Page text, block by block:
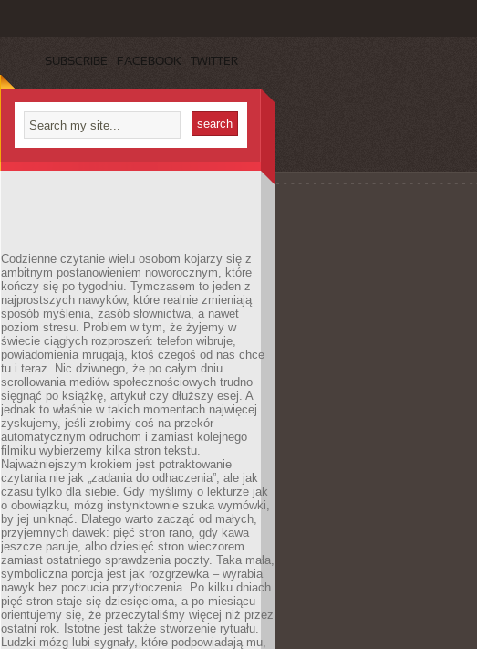
SUBSCRIBE FACEBOOK TWITTER
Codzienne czytanie wielu osobom kojarzy się z
ambitnym postanowieniem noworocznym, które
kończy się po tygodniu. Tymczasem to jeden z
najprostszych nawyków, które realnie zmieniają
sposób myślenia, zasób słownictwa, a nawet
poziom stresu. Problem w tym, że żyjemy w
świecie ciągłych rozproszeń: telefon wibruje,
powiadomienia mrugają, ktoś czegoś od nas chce
tu i teraz. Nic dziwnego, że po całym dniu
scrollowania mediów społecznościowych trudno
sięgnąć po książkę, artykuł czy dłuższy esej. A
jednak to właśnie w takich momentach najwięcej
zyskujemy, jeśli zrobimy coś na przekór
automatycznym odruchom i zamiast kolejnego
filmiku wybierzemy kilka stron tekstu.
Najważniejszym krokiem jest potraktowanie
czytania nie jak „zadania do odhaczenia”, ale jak
czasu tylko dla siebie. Gdy myślimy o lekturze jak
o obowiązku, mózg instynktownie szuka wymówki,
by jej uniknąć. Dlatego warto zacząć od małych,
przyjemnych dawek: pięć stron rano, gdy kawa
jeszcze paruje, albo dziesięć stron wieczorem
zamiast ostatniego sprawdzenia poczty. Taka mała,
symboliczna porcja jest jak rozgrzewka – wyrabia
nawyk bez poczucia przytłoczenia. Po kilku dniach
pięć stron staje się dziesięcioma, a po miesiącu
orientujemy się, że przeczytaliśmy więcej niż przez
ostatni rok. Istotne jest także stworzenie rytuału.
Ludzki mózg lubi sygnały, które podpowiadają mu,